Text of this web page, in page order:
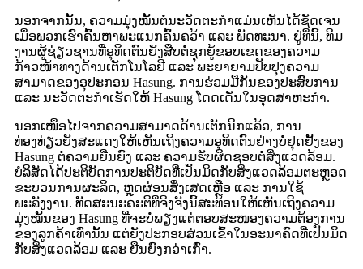
ນອກຈາກນັ້ນ, ຄວາມມຸ່ງໝັ້ນຕໍ່ນະວັດຕະກໍາແມ່ນເຫັນໄດ້ຊັດເຈນ
ເມື່ອພວກເຮົາຄົ້ນຫາພະແນກຄົ້ນຄວ້າ ແລະ ພັດທະນາ. ຢູ່ທີ່ນີ້, ທີມ
ງານຜູ້ຊ່ຽວຊານທີ່ອຸທິດຕົນຍັງສືບຕໍ່ຊຸກຍູ້ຂອບເຂດຂອງຄວາມ
ກ້າວໜ້າທາງດ້ານເຕັກໂນໂລຢີ ແລະ ພະຍາຍາມປັບປຸງຄວາມ
ສາມາດຂອງອຸປະກອນ Hasung. ການຮ່ວມມືກັນຂອງປະສົບການ
ແລະ ນະວັດຕະກໍາເຮັດໃຫ້ Hasung ໂດດເດັ່ນໃນອຸດສາຫະກໍາ.
ນອກເໜືອໄປຈາກຄວາມສາມາດດ້ານເຕັກນິກແລ້ວ, ການ
ທ່ອງທ່ຽວຍັງສະແດງໃຫ້ເຫັນເຖິງຄວາມອຸທິດຕົນຢ່າງບໍ່ຢຸດຢັ້ງຂອງ
Hasung ຕໍ່ຄວາມຍືນຍົງ ແລະ ຄວາມຮັບຜິດຊອບຕໍ່ສິ່ງແວດລ້ອມ.
ບໍລິສັດໄດ້ປະຕິບັດການປະຕິບັດທີ່ເປັນມິດກັບສິ່ງແວດລ້ອມຕະຫຼອດ
ຂະບວນການຜະລິດ, ຫຼຸດຜ່ອນສິ່ງເສດເຫຼືອ ແລະ ການໃຊ້
ພະລັງງານ. ທັດສະນະຄະຕິທີ່ຈິງຈັງນີ້ສະທ້ອນໃຫ້ເຫັນເຖິງຄວາມ
ມຸ່ງໝັ້ນຂອງ Hasung ທີ່ຈະບໍ່ພຽງແຕ່ຕອບສະໜອງຄວາມຕ້ອງການ
ຂອງລູກຄ້າເທົ່ານັ້ນ ແຕ່ຍັງປະກອບສ່ວນເຂົ້າໃນອະນາຄົດທີ່ເປັນມິດ
ກັບສິ່ງແວດລ້ອມ ແລະ ຍືນຍົງກວ່າເກົ່າ.